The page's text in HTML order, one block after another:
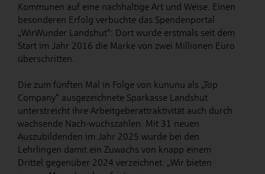
Kommunen auf eine nachhaltige Art und Weise. Einen
besonderen Erfolg verbuchte das Spendenportal
„WirWunder Landshut“: Dort wurde erstmals seit dem
Start im Jahr 2016 die Marke von zwei Millionen Euro
überschritten.
Die zum fünften Mal in Folge von kununu als „Top
Company“ ausgezeichnete Sparkasse Landshut
unterstreicht ihre Arbeitgeberattraktivität auch durch
wachsende Nach-wuchszahlen. Mit 31 neuen
Auszubildenden im Jahr 2025 wurde bei den
Lehrlingen damit ein Zuwachs von knapp einem
Drittel gegenüber 2024 verzeichnet. „Wir bieten